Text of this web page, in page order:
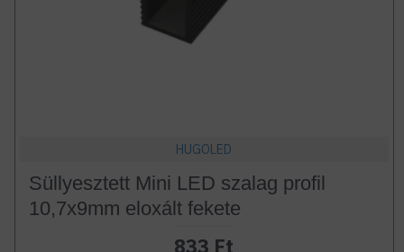
HUGOLED
Süllyesztett Mini LED szalag profil
10,7x9mm eloxált fekete
833 Ft